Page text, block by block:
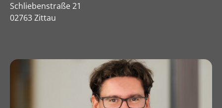
Schliebenstraße 21
02763 Zittau